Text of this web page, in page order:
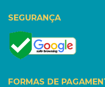
SEGURANÇA
FORMAS DE